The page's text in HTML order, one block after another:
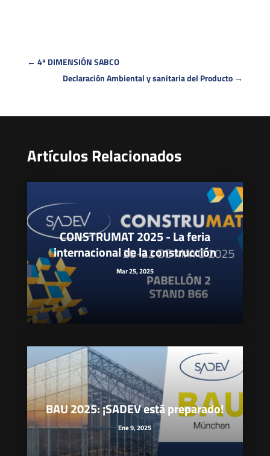
← 4ª DIMENSIÓN SABCO
Declaración Ambiental y sanitaria del Producto →
Artículos Relacionados
CONSTRUMAT 2025 - La feria
internacional de la construcción
Mar 25, 2025
BAU 2025: ¡SADEV está preparado!
Ene 9, 2025